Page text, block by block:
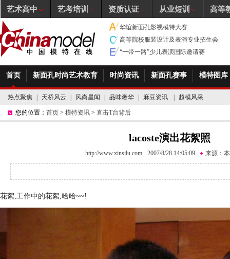
华谊新面孔影视模特大赛
高等院校服装设计及表演专业招生会
“一带一路”少儿表演国际邀请赛
首页 新面孔时尚艺术教育 时尚资讯 新面孔赛事 模特图库
热点聚焦 天桥风云 风尚星闻 品味奢华 麻豆资讯 超模风采
您的位置： 首页 > 模特资讯 > 直击T台背后
lacoste演出花絮照
http://www.xinsilu.com 2007/8/28 14:05:09 来源：
花絮,工作中的花絮,哈哈~~!
艺术高中 艺考培训 资质认证 从业短训 高等